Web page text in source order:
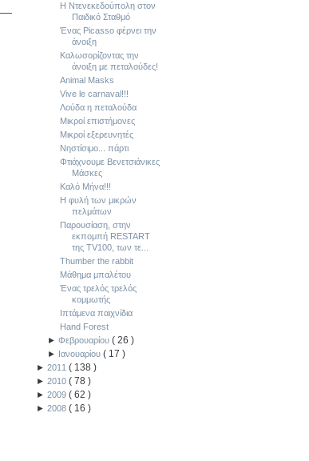
Η Ντενεκεδούπολη στον
Παιδικό Σταθμό
Ένας Picasso φέρνει την
άνοιξη
Καλωσορίζοντας την
άνοιξη με πεταλούδες!
Animal Masks
Vive le carnaval!!!
Λούδα η πεταλούδα
Μικροί επιστήμονες
Μικροί εξερευνητές
Νηστίσιμο... πάρτι
Φτιάχνουμε Βενετσιάνικες
Μάσκες
Καλό Μήνα!!!
Η φυλή των μικρών
πελμάτων
Παρουσίαση, στην
εκπομπή RESTART
της TV100, των τε...
Thumber the rabbit
Μάθημα μπαλέτου
Ένας τρελός τρελός
κομμωτής
Ιπτάμενα παιχνίδια
Hand Forest
►Φεβρουαρίου(26)
► Ιανουαρίου( 17)
► 2011 ( 138 )
► 2010 ( 78 )
► 2009 ( 62 )
► 2008 ( 16 )